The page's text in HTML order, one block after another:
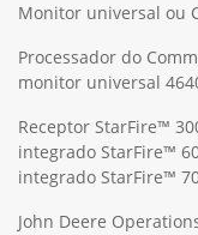
Monitor universal ou
Processador do
monitor universal
Receptor StarFire™
integrado StarFire™
integrado StarFire™
John Deere